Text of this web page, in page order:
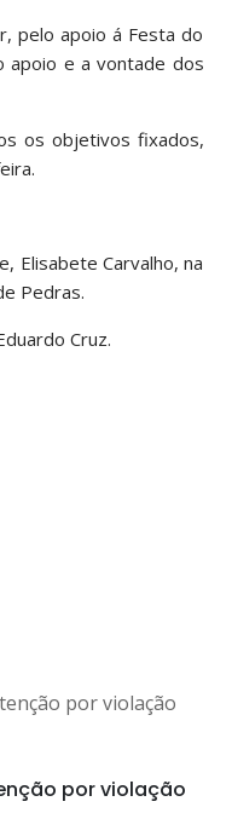
pelo apoio á Festa do
apoio e a vontade dos
os objetivos fixados,
Elisabete Carvalho, na
Pedras.
Cruz.
por violação